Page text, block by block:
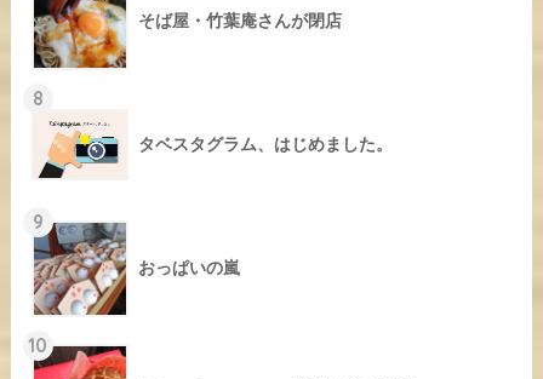
そば屋・竹葉庵さんが閉店
8
タベスタグラム、はじめました。
9
おっぱいの嵐
10